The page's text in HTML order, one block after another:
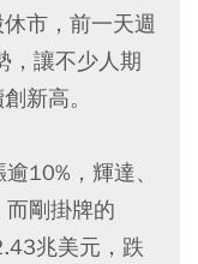
市，前一天週
，讓不少人期
新高。
10%，輝達、
剛掛牌的
兆美元，跌